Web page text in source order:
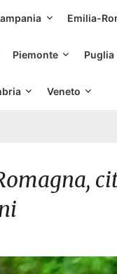
Emilia-
Piemonte Puglia
Veneto